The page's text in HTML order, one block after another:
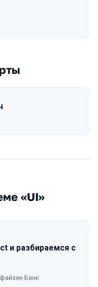
«UI»
и разбираемся с
Банк